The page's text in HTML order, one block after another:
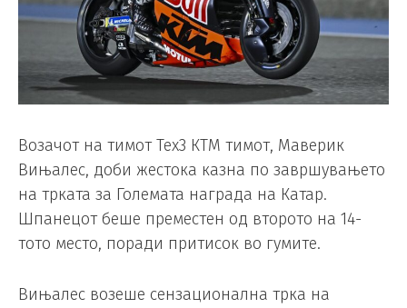
Возачот на тимот Тех3 КТМ тимот, Маверик
Вињалес, доби жестока казна по завршувањето
на трката за Големата награда на Катар.
Шпанецот беше преместен од второто на 14-
тото место, поради притисок во гумите.
Вињалес возеше сензационална трка на